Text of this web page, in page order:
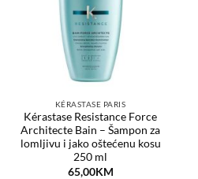
KÉRASTASE PARIS
Kérastase Resistance Force
Architecte Bain – Šampon za
lomljivu i jako oštećenu kosu
250 ml
65,00KM